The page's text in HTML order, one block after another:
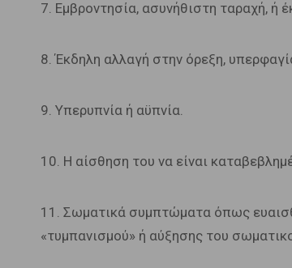
7. Εμβροντησία, ασυνήθιστη ταραχή, ή
8. Έκδηλη αλλαγή στην όρεξη,
9. Υπερυπνία ή αϋπνία.
10. Η αίσθηση του να είναι
11. Σωματικά συμπτώματα όπως
«τυμπανισμού» ή αύξησης του